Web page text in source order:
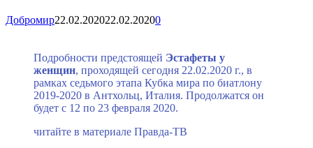
Добромир22.02.202022.02.20200
Подробности предстоящей Эстафеты у
женщин, проходящей сегодня 22.02.2020 г., в
рамках седьмого этапа Кубка мира по биатлону
2019-2020 в Антхольц, Италия. Продолжатся он
будет с 12 по 23 февраля 2020.
читайте в материале Правда-ТВ